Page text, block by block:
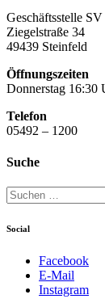
Geschäftsstelle
Ziegelstraße 34
49439 Steinfeld
Öffnungszeiten
Donnerstag 16:30
Telefon
05492 – 1200
Suche
Suchen
nach:
Social
Facebook
E-Mail
Instagram